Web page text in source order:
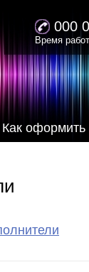
000
Время
Как оформить